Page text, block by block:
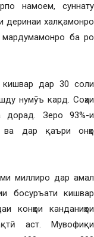
намоем, суннату
деринаи халқамонро
ба роҳ
кишвар дар 30 соли
нумӯъ кард. Соҳаи
дорад. Зеро 93%-и
ва дар қаъри онҳо
миллиро дар амал
босуръати кишвар
конҳои канданиҳои
аст. Мувофиқи